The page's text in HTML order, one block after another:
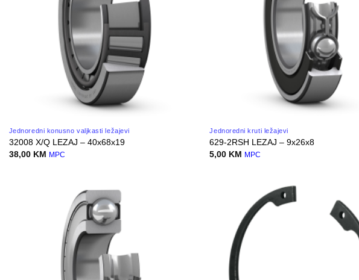
Jednoredni konusno valjkasti ležajevi
32008 X/Q LEZAJ – 40x68x19
38,00 KM MPC
Jednoredni kruti ležajevi
629-2RSH LEZAJ – 9x26x8
5,00 KM MPC